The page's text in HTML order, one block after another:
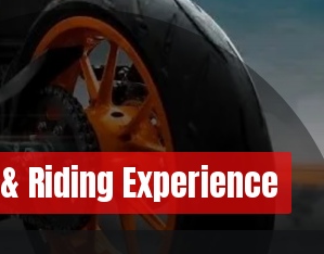
Riding Experience